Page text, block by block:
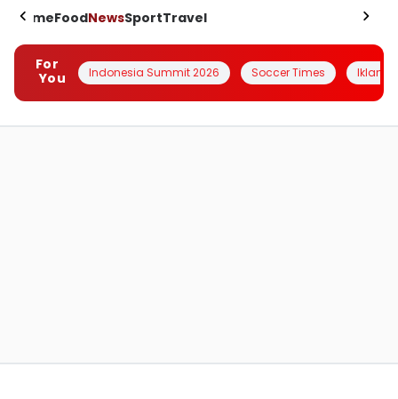
HomeFoodNewsSportTravel
For
You
Indonesia Summit 2026 Soccer Times Iklanin